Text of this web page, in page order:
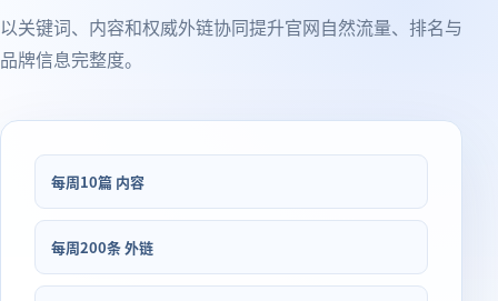
以关键词、内容和权威外链协同提升官网自然流量、排名与
品牌信息完整度。
每周10篇 内容
每周200条 外链